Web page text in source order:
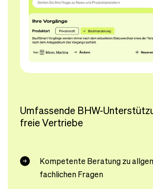
Umfassende BHW-
freie Vertriebe
Kompetente Beratung zu
fachlichen Fragen